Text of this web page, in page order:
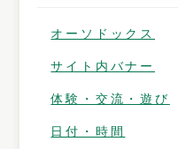
オーソドックス
サイト内バナー
体験・交流・遊び
日付・時間